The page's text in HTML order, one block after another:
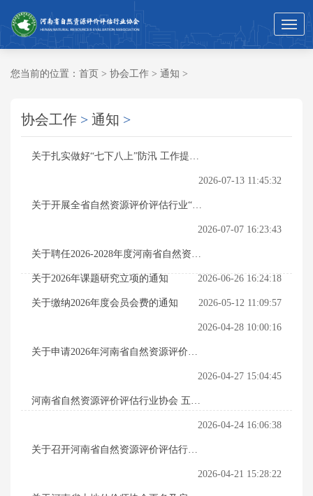
您当前的位置： 首页 > 协会工作 > 通知 >
协会工作 > 通知 >
关于扎实做好“七下八上”防汛 工作提示
2026-07-13 11:45:32
关于开展全省自然资源评价评估行业“走
基层、听诉求、促发展”交流调研的通知2026-07-07 16:23:43
关于聘任2026-2028年度河南省自然资源
评价评估行业协会专家库专家的通知 2026-06-26 16:24:18
关于2026年课题研究立项的通知
2026-05-12 11:09:57
关于缴纳2026年度会员会费的通知
2026-04-28 10:00:16
关于申请2026年河南省自然资源评价评
2026-04-27 15:04:45
河南省自然资源评价评估行业协会 五届
2026-04-24 16:06:38
关于召开河南省自然资源评价评估行业
2026-04-21 15:28:22